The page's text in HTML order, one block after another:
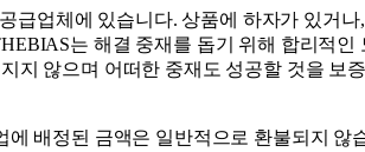
업체에 있습니다. 상품에 하자가 있거
는 해결 중재를 돕기 위해 합리적인
지 않으며 어떠한 중재도 성공할 것을 보
배정된 금액은 일반적으로 환불되지 않